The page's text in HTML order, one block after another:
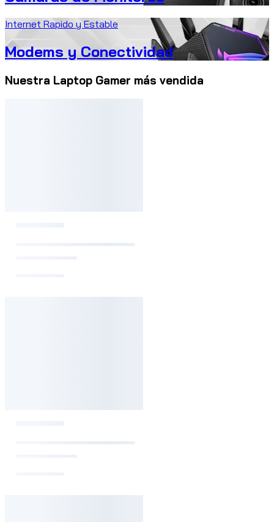
Internet Rapido y Estable
Modems y Conectividad
Nuestra Laptop Gamer más vendida